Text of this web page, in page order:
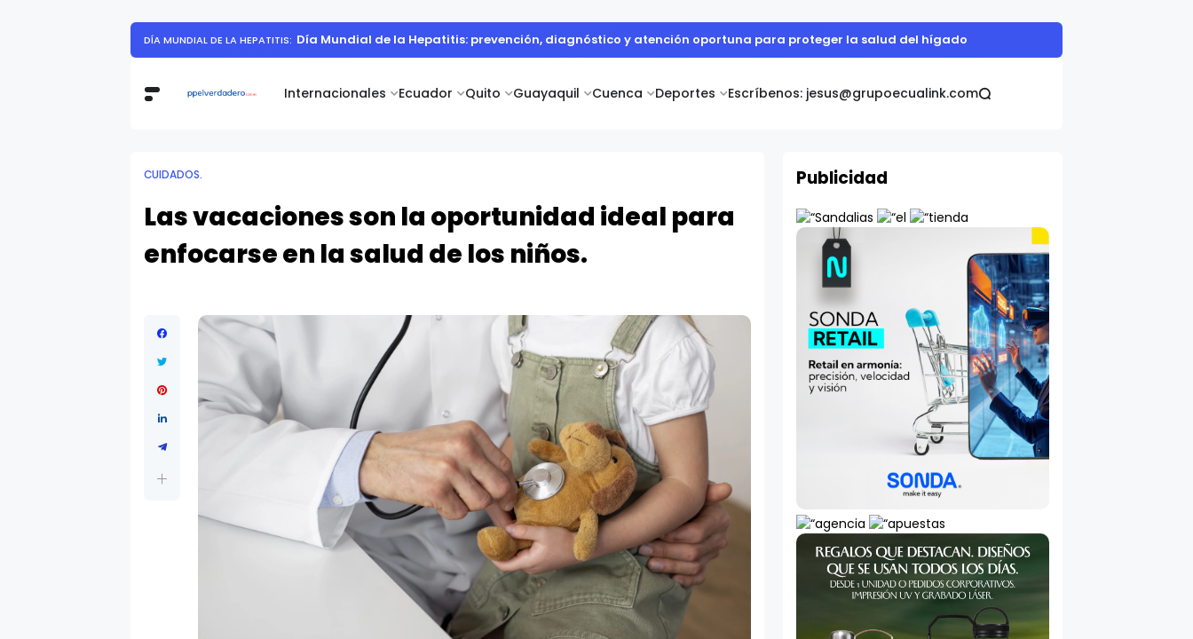
Internacionales Ecuador Quito Guayaquil Cuenca Deportes Escríbenos: jesus@grupoecualink.com
DÍA MUNDIAL DE LA HEPATITIS: Día Mundial de la Hepatitis: prevención, diagnóstico y atención oportuna para proteger la salud del hígado
CUIDADOS.
Las vacaciones son la oportunidad ideal para
enfocarse en la salud de los niños.
Publicidad